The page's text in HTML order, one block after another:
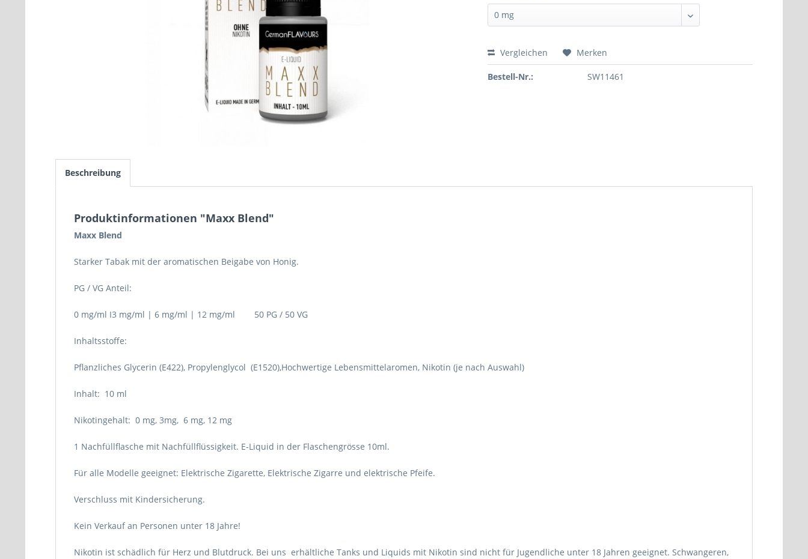
Vergleichen Merken
Bestell-Nr.: SW11461
Beschreibung
Produktinformationen "Maxx Blend"
Maxx Blend
Starker Tabak mit der aromatischen Beigabe von Honig.
PG / VG Anteil:
0 mg/ml I3 mg/ml | 6 mg/ml | 12 mg/ml 50 PG / 50 VG
Inhaltsstoffe:
Pflanzliches Glycerin (E422), Propylenglycol (E1520),Hochwertige Lebensmittelaromen, Nikotin (je nach Auswahl)
Inhalt: 10 ml
Nikotingehalt: 0 mg, 3mg, 6 mg, 12 mg
1 Nachfüllflasche mit Nachfüllflüssigkeit. E-Liquid in der Flaschengrösse 10ml.
Für alle Modelle geeignet: Elektrische Zigarette, Elektrische Zigarre und elektrische Pfeife.
Verschluss mit Kindersicherung.
Kein Verkauf an Personen unter 18 Jahre!
Nikotin ist schädlich für Herz und Blutdruck. Bei uns erhältliche Tanks und Liquids mit Nikotin sind nicht für Jugendliche unter 18 Jahren geeignet. Schwangeren,